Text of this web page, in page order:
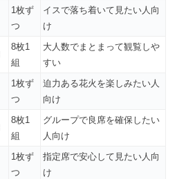
1枚ず
つ
イスで落ち着いて見たい人向
け
8枚1
組
大人数でまとまって観覧しや
すい
1枚ず
つ
迫力ある花火を楽しみたい人
向け
8枚1
組
グループで良席を確保したい
人向け
1枚ず
つ
指定席で安心して見たい人向
け